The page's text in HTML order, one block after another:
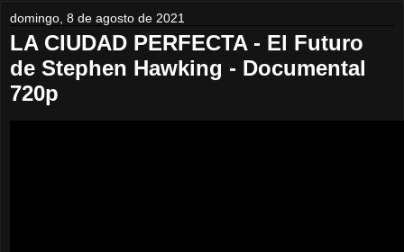
domingo, 8 de agosto de 2021
LA CIUDAD PERFECTA - El Futuro
de Stephen Hawking - Documental
720p